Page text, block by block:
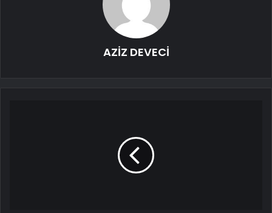
AZİZ DEVECİ